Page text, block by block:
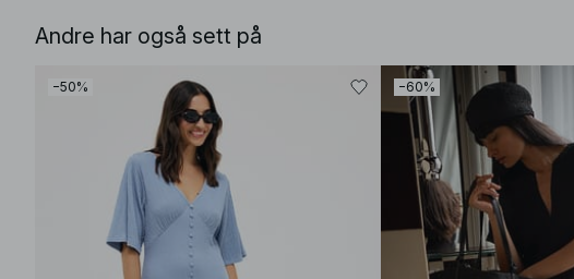
Andre har også sett på
−50% −60%